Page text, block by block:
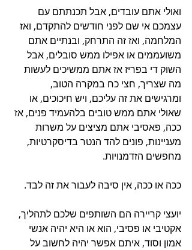
ואולי אתם עובדים, אבל תכנתתם עם
עצמכם אי שם לפני חודשים להתקדם, ואז
המלחמה, ואז זה התרחק, ובנתיים אתם
משועממים או אפילו ממש סובלים, אבל
השוק די בפריז אז אתם ממשיכים לעשות
מה שצריך, חצי כח במקרה הטוב,
ומרגישים את זה עליכם, ויש חיכוכים, או
שאולי אתם ממש טובים בלהעמיד פנים, אז
ככה, פאסיבי אתם מציצים על משרות
מעניינות, פונים להד הנטר בדיסקרטיות,
מחפשים הזדמנויות.
ככה או ככה, אין סיבה לעבור את זה לבד.
יועצי קריירה הם השותפים שלכם לתהליך,
אקטיבי או פסיבי, הוא או היא יהיה אנשי
אמון וסוד, איתם אפשר יהיה לחשוב על